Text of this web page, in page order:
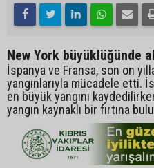
New York büyüklüğünde
İspanya ve Fransa, son on
yangınlarıyla mücadele etti.
en büyük yangını
yangın kaynaklı bir fırtına